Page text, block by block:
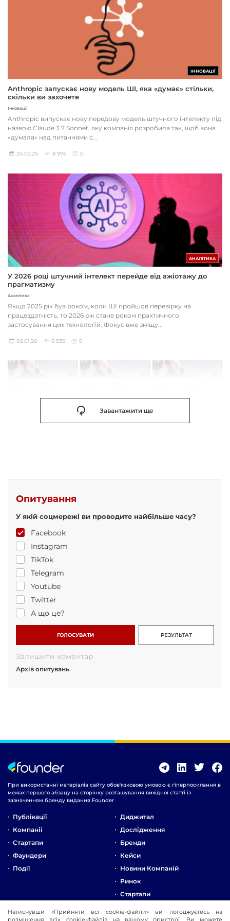
ІННОВАЦІЇ
Anthropic запускає нову модель ШІ, яка «думає» стільки,
скільки ви захочете
Інновації
Anthropic випускає нову передову модель штучного інтелекту під
назвою Claude 3.7 Sonnet, яку компанія розробила так, щоб вона
«думала» над питаннями с...
24.02.25 8 974 0
АНАЛІТИКА
У 2026 році штучний інтелект перейде від ажіотажу до
прагматизму
Аналітика
Якщо 2025 рік був роком, коли ШІ пройшов перевірку на
працездатність, то 2026 рік стане роком практичного
застосування цих технологій. Фокус вже зміщу...
02.01.26 6 535 0
Завантажити ще
Опитування
У якій соцмережі ви проводите найбільше часу?
Facebook
Instagram
TikTok
Telegram
Youtube
Twitter
А що це?
ГОЛОСУВАТИ РЕЗУЛЬТАТ
Залишити коментар
Архів опитувань
При використанні матеріалів сайту обов'язковою умовою є гіперпосилання в
межах першого абзацу на сторінку розташування вихідної статті із
зазначенням бренду видання Founder
Публікації
Компанії
Стартапи
Фаундери
Події
Диджитал
Дослідження
Бренди
Кейси
Новини Компаній
Ринок
Стартапи
Про Компанію
Натиснувши «Прийняти всі cookie-файли» ви погоджуєтесь на
розміщення всіх cookie-файлів на вашому пристрої. Ви можете